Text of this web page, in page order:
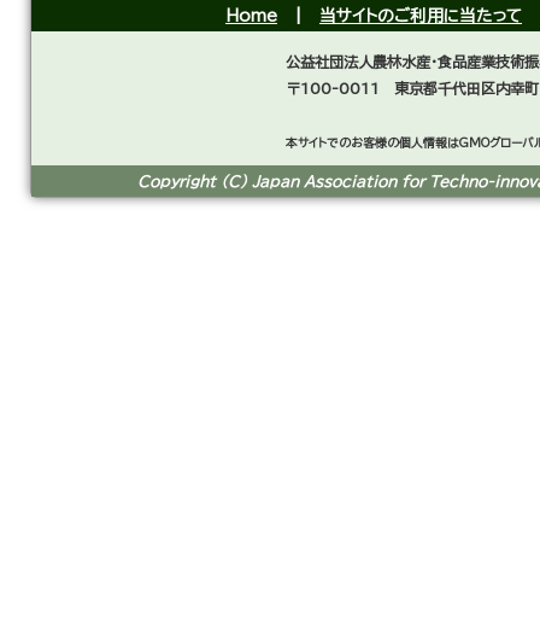
Home 当サイトのご利用に当たって
公益社団法人農林水産・食品産業技術
〒100-0011 東京都千代田区内幸
本サイトでのお客様の個人情報はGMOグローバ
Copyright (C) Japan Association for Techno-